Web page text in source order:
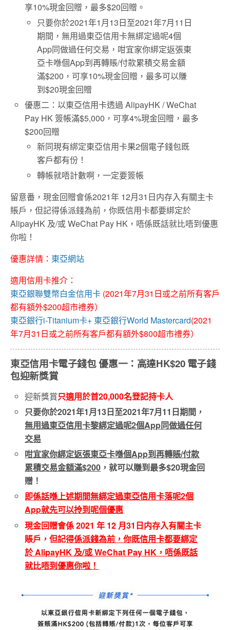
享10%現金回贈，最多$20回贈。
只要你於2021年1月13日至2021年7月11日
期間，無用過東亞信用卡無綁定過呢4個
App同做過任何交易，咁宜家你綁定返張東
亞卡喺個App到再轉賬/付款累積交易金額
滿$200，可享10%現金回贈，最多可以賺
到$20現金回贈
優惠二：以東亞信用卡透過 AlipayHK / WeChat
Pay HK 簽帳滿$5,000，可享4%現金回贈，最多
$200回贈
新同現有綁定東亞信用卡果2個電子錢包既
客戶都有份！
轉帳就唔計數啊，一定要簽帳
留意番，現金回贈會係2021年 12月31日内存入有關主卡
賬戶，但記得係派錢為前，你既信用卡都要綁定於
AlipayHK 及/或 WeChat Pay HK，唔係既話就比唔到優惠
你啦！
優惠詳情： 東亞網站
適用信用卡推介：
東亞銀聯雙幣白金信用卡 (2021年7月31日或之前所有客戶
都有額外$200超市禮券）
東亞銀行i-Titanium卡+ 東亞銀行World Mastercard(2021
年7月31日或之前所有客戶都有額外$800超市禮券）
東亞信用卡電子錢包 優惠一： 高達HK$20 電子錢
包迎新獎賞
迎新獎賞只適用於首20,000名登記持卡人
只要你於2021年1月13日至2021年7月11日期間，
無用過東亞信用卡黎綁定過呢2個App同做過任何
交易
咁宜家你綁定返張東亞卡喺個App到再轉賬/付款
累積交易金額滿$200 ，就可以賺到最多$20現金回
贈！
即係話喺上述期間無綁定過東亞信用卡落呢2個
App就先可以拎到呢個優惠
現金回贈會係 2021 年 12 月31日内存入有關主卡
賬戶，但記得係派錢為前，你既信用卡都要綁定
於 AlipayHK 及/或 WeChat Pay HK，唔係既話
就比唔到優惠你啦！